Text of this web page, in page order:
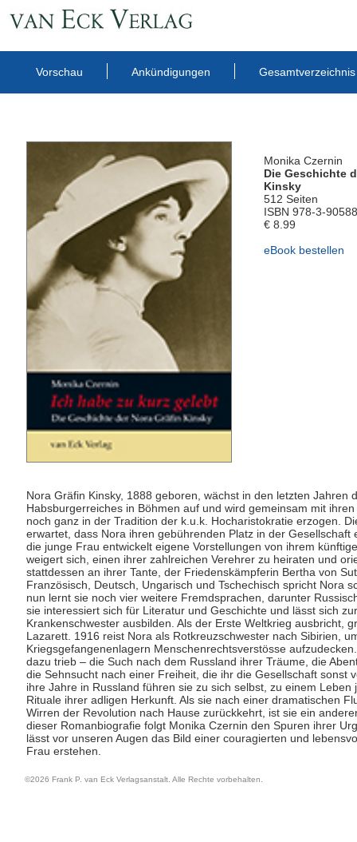
Vorschau Ankündigungen Gesamtverzeichnis
Monika Czernin
Die Geschichte
Kinsky
512 Seiten
ISBN 978-3-
€ 8.99
eBook bestellen
Nora Gräfin Kinsky, 1888 geboren, wächst in den letzten Jahren
Habsburgerreiches in Böhmen auf und wird gemeinsam mit
noch ganz in der Tradition der k.u.k. Hocharistokratie erzogen.
erwartet, dass Nora ihren gebührenden Platz in der Gesellschaft
die junge Frau entwickelt eigene Vorstellungen von ihrem
weigert sich, einen ihrer zahlreichen Verehrer zu heiraten und
stattdessen an ihrer Tante, der Friedenskämpferin Bertha von
Französisch, Deutsch, Ungarisch und Tschechisch spricht Nora
nun lernt sie noch vier weitere Fremdsprachen, darunter
sie interessiert sich für Literatur und Geschichte und lässt sich zur
Krankenschwester ausbilden. Als der Erste Weltkrieg ausbricht,
Lazarett. 1916 reist Nora als Rotkreuzschwester nach Sibirien,
Kriegsgefangenenlagern Menschenrechtsverstösse
dazu trieb ‒ die Such nach dem Russland ihrer Träume, die
die Sehnsucht nach einer Freiheit, die ihr die Gesellschaft sonst
ihre Jahre in Russland führen sie zu sich selbst, zu einem Leben
Rituale ihrer adligen Herkunft. Als sie nach einer dramatischen
Wirren der Revolution nach Hause zurückkehrt, ist sie ein
dieser Romanbiografie folgt Monika Czernin den Spuren ihrer
lässt vor unseren Augen das Bild einer couragierten und
Frau erstehen.
©2026 Frank P. van Eck Verlagsanstalt. Alle Rechte vorbehalten.